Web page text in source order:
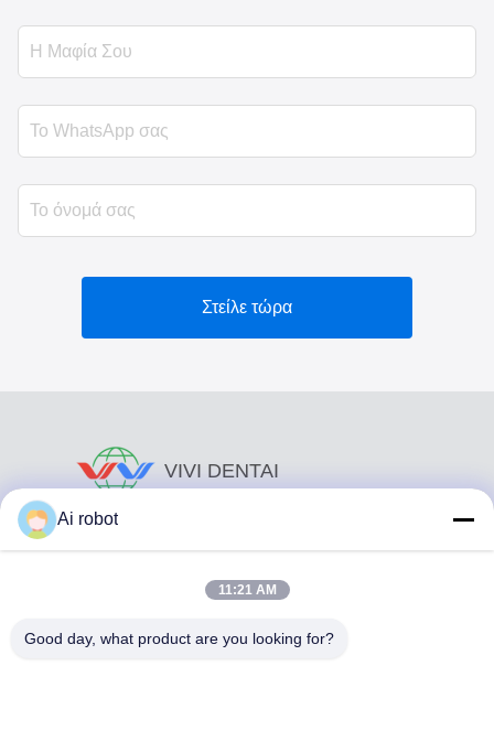
Στείλε τώρα
VIVI DENTAI
Ai robot
11:21 AM
Good day, what product are you looking for?